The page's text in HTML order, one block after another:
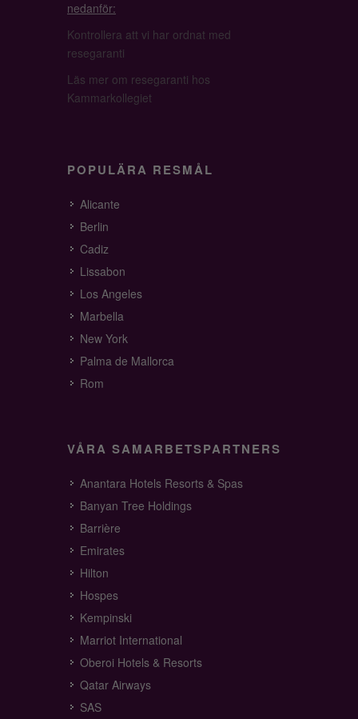
nedanför:
Kontrollera att vi har ordnat med
resegaranti
Läs mer om resegaranti hos
Kammarkollegiet
POPULÄRA RESMÅL
Alicante
Berlin
Cadiz
Lissabon
Los Angeles
Marbella
New York
Palma de Mallorca
Rom
VÅRA SAMARBETSPARTNERS
Anantara Hotels Resorts & Spas
Banyan Tree Holdings
Barrière
Emirates
Hilton
Hospes
Kempinski
Marriot International
Oberoi Hotels & Resorts
Qatar Airways
SAS